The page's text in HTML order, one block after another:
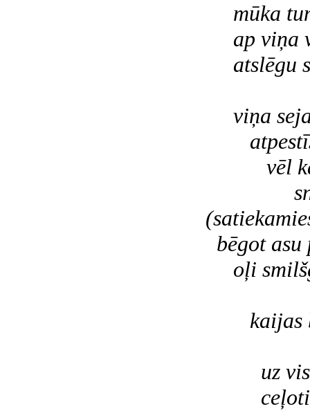
mūka
ap viņa
atslēgu
viņa
vēl
bēgot asu
oļi
kaijas
uz